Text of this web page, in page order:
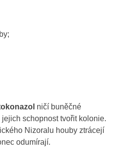
ničí buněčné
schopnost tvořit kolonie.
Nizoralu houby ztrácejí
odumírají.